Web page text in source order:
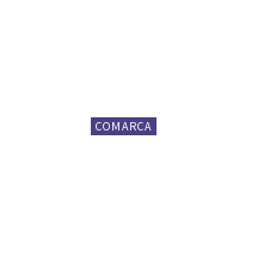
COMARCA